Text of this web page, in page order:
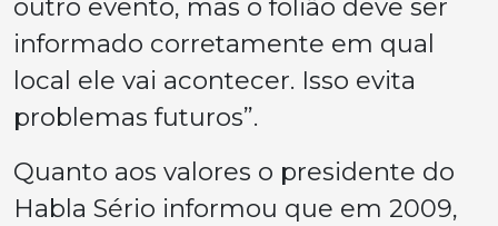
outro evento, mas o folião deve ser
informado corretamente em qual
local ele vai acontecer. Isso evita
problemas futuros”.
Quanto aos valores o presidente do
Habla Sério informou que em 2009,